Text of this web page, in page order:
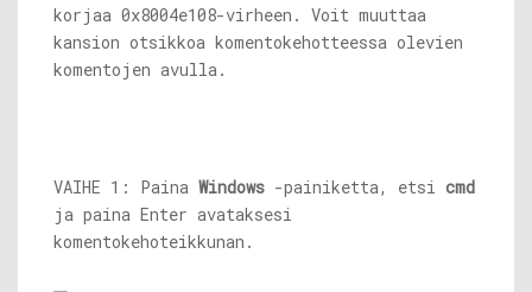
korjaa 0x8004e108-virheen. Voit muuttaa
kansion otsikkoa komentokehotteessa olevien
komentojen avulla.
VAIHE 1: Paina Windows -painiketta, etsi cmd
ja paina Enter avataksesi
komentokehoteikkunan.